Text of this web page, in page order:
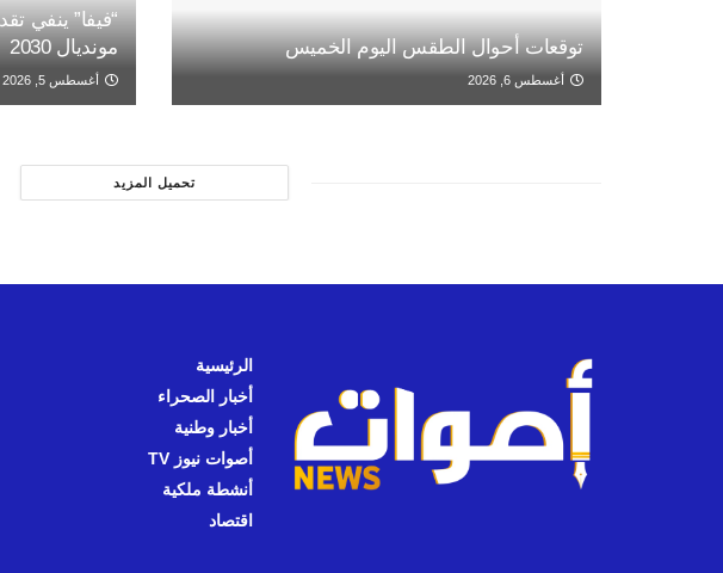
توقعات أحوال الطقس اليوم الخميس
أغسطس 6, 2026
“فيفا” ينفي
مونديال 2030
أغسطس 5, 2026
تحميل المزيد
الرئيسية
أخبار الصحراء
أخبار وطنية
أصوات نيوز TV
أنشطة ملكية
اقتصاد